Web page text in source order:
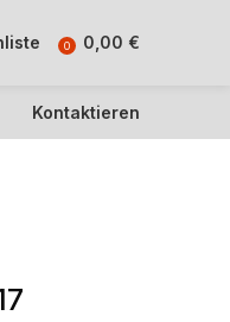
0 0,00 €
Kontaktieren